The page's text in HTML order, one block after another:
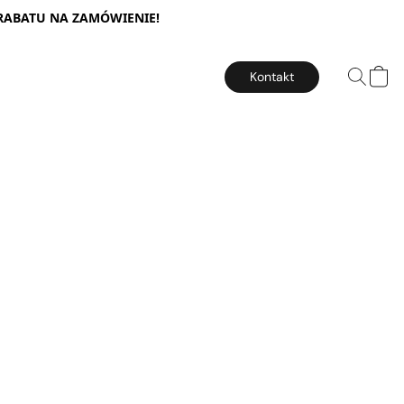
NA ZAMÓWIENIE!
Kontakt